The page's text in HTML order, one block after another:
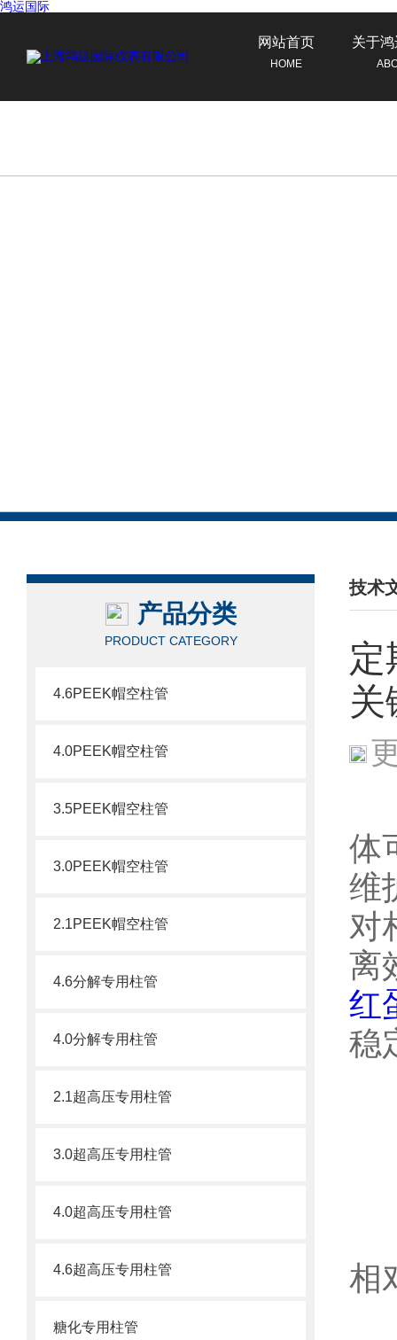
鸿运国际
网站首页
HOME
关于
产品分类
PRODUCT CATEGORY
4.6PEEK帽空柱管
4.0PEEK帽空柱管
3.5PEEK帽空柱管
3.0PEEK帽空柱管
2.1PEEK帽空柱管
4.6分解专用柱管
4.0分解专用柱管
2.1超高压专用柱管
3.0超高压专用柱管
4.0超高压专用柱管
4.6超高压专用柱管
糖化专用柱管
技术
/
定
关
体
维
对
离
红
稳
相